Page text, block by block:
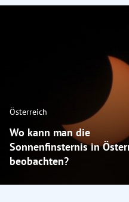
Österreich
Wo kann man die
Sonnenfinsternis in
beobachten?